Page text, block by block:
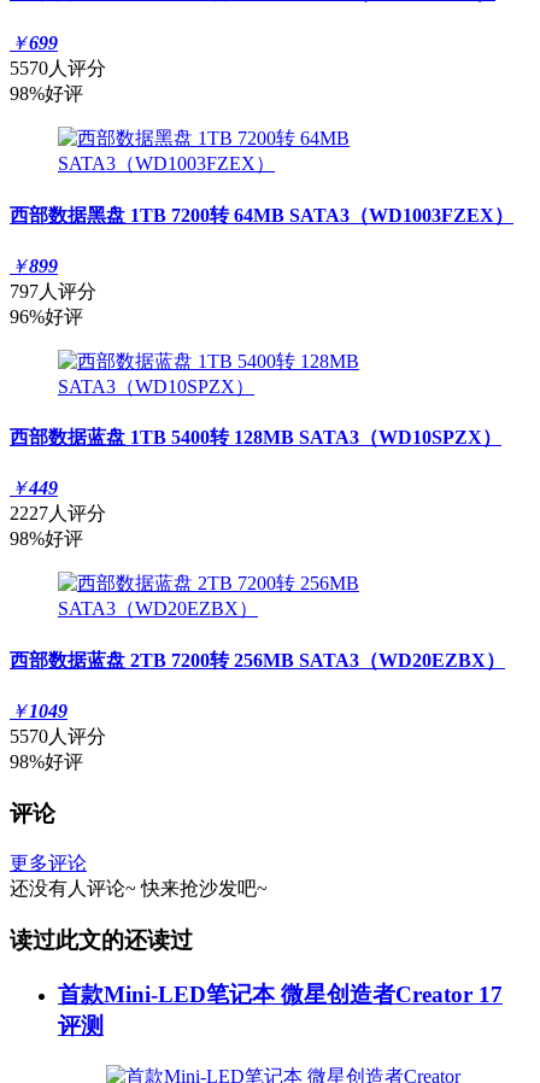
￥699
5570人评分
98%好评
西部数据黑盘 1TB 7200转 64MB SATA3（WD1003FZEX）
￥899
797人评分
96%好评
西部数据蓝盘 1TB 5400转 128MB SATA3（WD10SPZX）
￥449
2227人评分
98%好评
西部数据蓝盘 2TB 7200转 256MB SATA3（WD20EZBX）
￥1049
5570人评分
98%好评
评论
更多评论
还没有人评论~ 快来抢沙发吧~
读过此文的还读过
首款Mini-LED笔记本 微星创造者Creator 17
评测